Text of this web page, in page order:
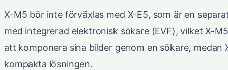
X-M5 bör inte förväxlas med X-E5, som är en
med integrerad elektronisk sökare (EVF), vilket X-
att komponera sina bilder genom en sökare,
kompakta lösningen.